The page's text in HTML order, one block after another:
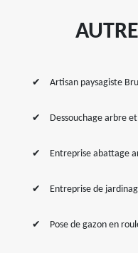
Artisan paysagiste
Dessouchage arbre
Entreprise abattage
Entreprise de
Pose de gazon en